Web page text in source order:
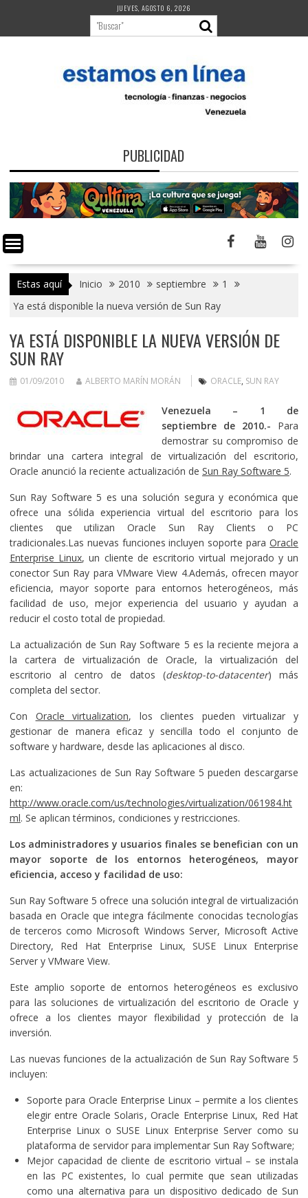
contenido
JUEVES, AGOSTO 6, 2026
PUBLICIDAD
Estas aquí Inicio 2010 septiembre
1
Ya está disponible la nueva versión de Sun Ray
YA ESTÁ DISPONIBLE LA NUEVA VERSIÓN DE
SUN RAY
01/09/2010 ALBERTO MARÍN MORÁN ORACLE, SUN RAY
Venezuela – 1 de
septiembre de 2010.- Para
demostrar su compromiso de
brindar una cartera integral de virtualización del escritorio,
Oracle anunció la reciente actualización de Sun Ray Software 5.
Sun Ray Software 5 es una solución segura y económica que
ofrece una sólida experiencia virtual del escritorio para los
clientes que utilizan Oracle Sun Ray Clients o PC
tradicionales.Las nuevas funciones incluyen soporte paraOracle
Enterprise Linux, un cliente de escritorio virtual mejorado y un
conector Sun Ray para VMware View 4.Además, ofrecen mayor
eficiencia, mayor soporte para entornos heterogéneos, más
facilidad de uso, mejor experiencia del usuario y ayudan a
reducir el costo total de propiedad.
La actualización de Sun Ray Software 5 es la reciente mejora a
la cartera de virtualización de Oracle, la virtualización del
escritorio al centro de datos (desktop-to-datacenter) más
completa del sector.
Con Oracle virtualization, los clientes pueden virtualizar y
gestionar de manera eficaz y sencilla todo el conjunto de
software y hardware, desde las aplicaciones al disco.
Las actualizaciones de Sun Ray Software 5 pueden descargarse
en:
http://www.oracle.com/us/technologies/virtualization/061984.ht
ml. Se aplican términos, condiciones y restricciones.
Los administradores y usuarios finales se benefician con un
mayor soporte de los entornos heterogéneos, mayor
eficiencia, acceso y facilidad de uso:
Sun Ray Software 5 ofrece una solución integral de virtualización
basada en Oracle que integra fácilmente conocidas tecnologías
de terceros como Microsoft Windows Server, Microsoft Active
Directory, Red Hat Enterprise Linux, SUSE Linux Enterprise
Server y VMware View.
Este amplio soporte de entornos heterogéneos es exclusivo
para las soluciones de virtualización del escritorio de Oracle y
ofrece a los clientes mayor flexibilidad y protección de la
inversión.
Las nuevas funciones de la actualización de Sun Ray Software 5
incluyen:
Soporte para Oracle Enterprise Linux – permite a los clientes
elegir entre Oracle Solaris, Oracle Enterprise Linux, Red Hat
Enterprise Linux o SUSE Linux Enterprise Server como su
plataforma de servidor para implementar Sun Ray Software;
Mejor capacidad de cliente de escritorio virtual – se instala
en las PC existentes, lo cual permite que sean utilizadas
como una alternativa para un dispositivo dedicado de Sun